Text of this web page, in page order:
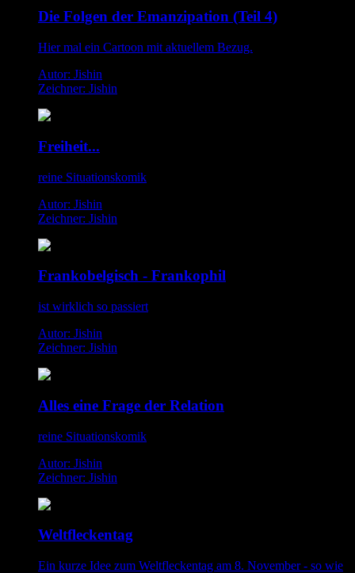
Die Folgen der Emanzipation (Teil 4)
Hier mal ein Cartoon mit aktuellem Bezug.
Autor: Jishin
Zeichner: Jishin
Freiheit...
reine Situationskomik
Autor: Jishin
Zeichner: Jishin
Frankobelgisch - Frankophil
ist wirklich so passiert
Autor: Jishin
Zeichner: Jishin
Alles eine Frage der Relation
reine Situationskomik
Autor: Jishin
Zeichner: Jishin
Weltfleckentag
Ein kurze Idee zum Weltfleckentag am 8. November - so wie